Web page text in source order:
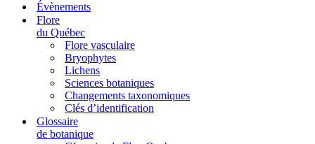
Évènements
Flore
du Québec
Flore vasculaire
Bryophytes
Lichens
Sciences botaniques
Changements taxonomiques
Clés d’identification
Glossaire
de botanique